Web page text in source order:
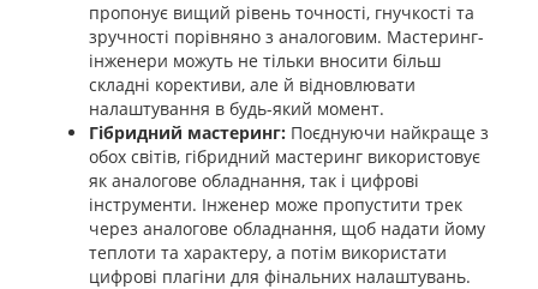
пропонує вищий рівень точності, гнучкості та
зручності порівняно з аналоговим. Мастеринг-
інженери можуть не тільки вносити більш
складні корективи, але й відновлювати
налаштування в будь-який момент.
Гібридний мастеринг: Поєднуючи найкраще з
обох світів, гібридний мастеринг використовує
як аналогове обладнання, так і цифрові
інструменти. Інженер може пропустити трек
через аналогове обладнання, щоб надати йому
теплоти та характеру, а потім використати
цифрові плагіни для фінальних налаштувань.